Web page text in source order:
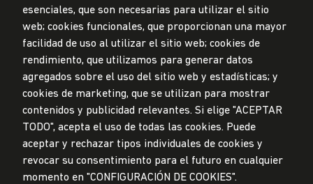
Privacidad de datos personales
Mesa de partes
© Universidad de Lima, 2024
Todos los derechos reservados
Diseñado por Partners
LA UNIVERSIDAD DE LIMA ES MIEMBRO DE
esenciales, que son necesarias para utilizar el sitio
web; cookies funcionales, que proporcionan una mayor
facilidad de uso al utilizar el sitio web; cookies de
rendimiento, que utilizamos para generar datos
agregados sobre el uso del sitio web y estadísticas; y
cookies de marketing, que se utilizan para mostrar
contenidos y publicidad relevantes. Si elige "ACEPTAR
TODO", acepta el uso de todas las cookies. Puede
aceptar y rechazar tipos individuales de cookies y
revocar su consentimiento para el futuro en cualquier
momento en "CONFIGURACIÓN DE COOKIES".